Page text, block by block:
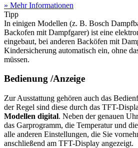
» Mehr Informationen
Tipp
In einigen Modellen (z. B. Bosch
Backofen mit Dampfgarer) ist eine
eingebaut, bei anderen Backöfen mit
Kindersicherung automatisch ein, ohne
müssen.
Bedienung /Anzeige
Zur Ausstattung gehören auch das
der Regel sind diese durch das TFT-
Modellen digital. Neben der genauen
das Garprogramm, die Temperatur und
alle anderen Einstellungen, die Sie
anschließend am TFT-Display angezeigt.